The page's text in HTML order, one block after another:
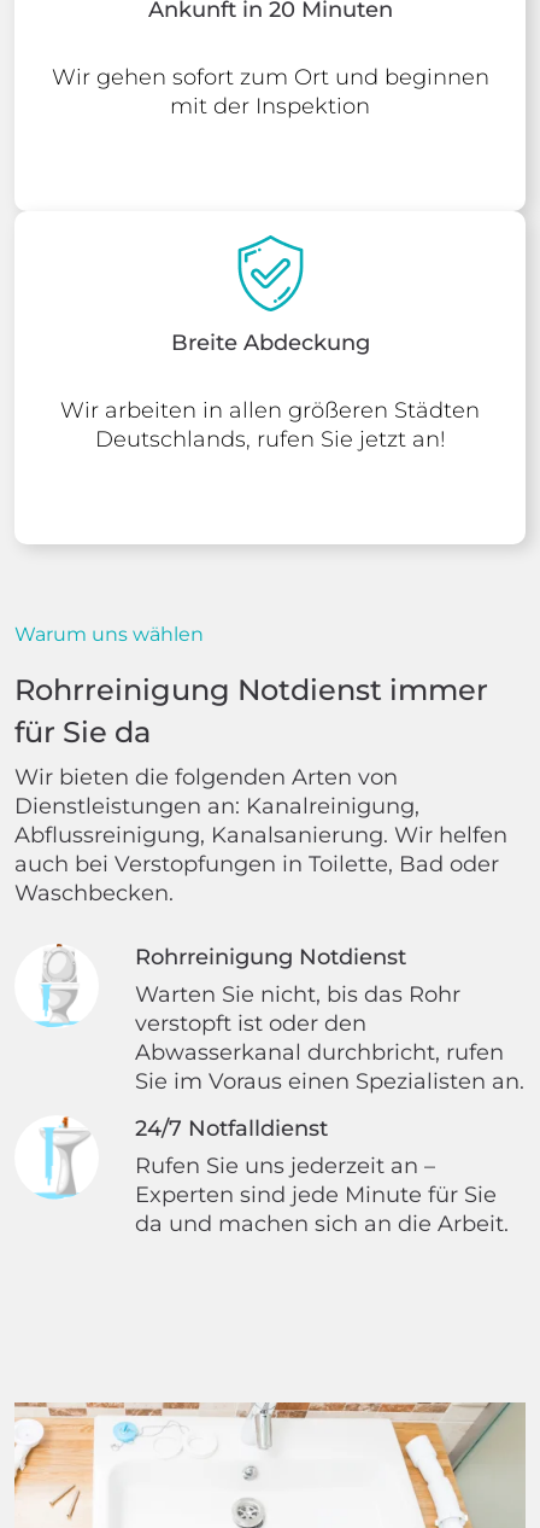
Ankunft in 20 Minuten
Wir gehen sofort zum Ort und beginnen
mit der Inspektion
Breite Abdeckung
Wir arbeiten in allen größeren Städten
Deutschlands, rufen Sie jetzt an!
Warum uns wählen
Rohrreinigung Notdienst immer
für Sie da
Wir bieten die folgenden Arten von
Dienstleistungen an: Kanalreinigung,
Abflussreinigung, Kanalsanierung. Wir helfen
auch bei Verstopfungen in Toilette, Bad oder
Waschbecken.
Rohrreinigung Notdienst
Warten Sie nicht, bis das Rohr
verstopft ist oder den
Abwasserkanal durchbricht, rufen
Sie im Voraus einen Spezialisten an.
24/7 Notfalldienst
Rufen Sie uns jederzeit an –
Experten sind jede Minute für Sie
da und machen sich an die Arbeit.